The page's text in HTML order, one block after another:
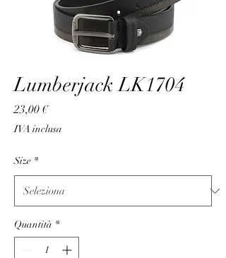
Lumberjack LK1704
23,00 €Prezzo
IVA inclusa
Size *
Quantità *